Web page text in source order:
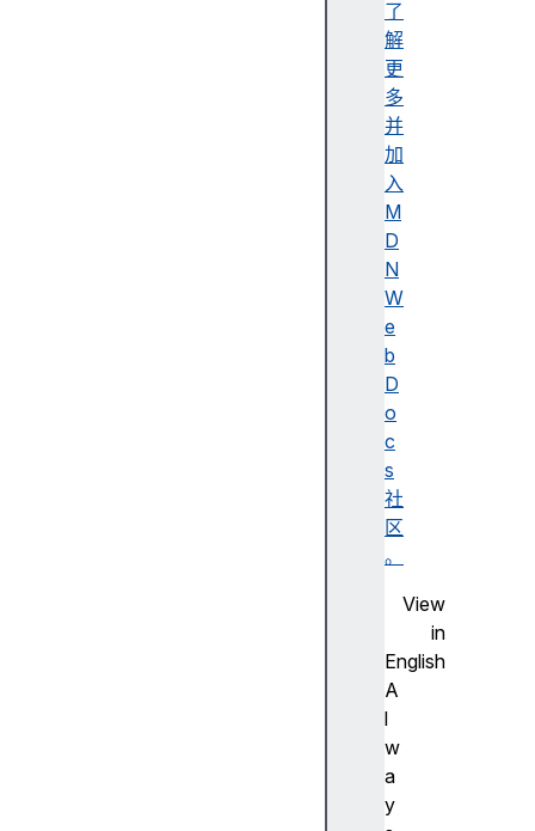
了
解
更
多
并
加
入
M
D
N
W
e
b
D
o
c
s
社
区
。
View
in
English
A
l
w
a
y